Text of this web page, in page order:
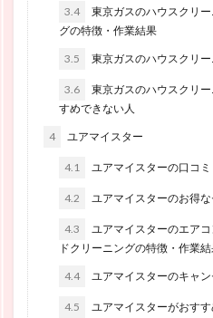
3.4
東京ガスのハウスクリ
グの特徴・作業結果
3.5 東京ガスのハウスクリ
3.6
東京ガスのハウスクリ
すめできない人
4 ユアマイスター
4.1 ユアマイスターの口コミ
4.2 ユアマイスターのお得
4.3
ユアマイスターのエア
ドクリーニングの特徴・作業
4.4 ユアマイスターのキャ
4.5 ユアマイスターがおす